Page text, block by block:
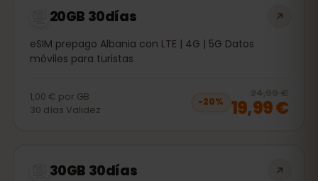
20GB 30días
eSIM prepago Albania con LTE | 4G | 5G Datos
móviles para turistas
1,00 € por GB
30 días Validez
−20%
24,99 €
19,99 €
30GB 30días